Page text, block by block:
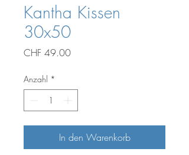
Kantha Kissen
30x50
CHF 49.00Preis
Anzahl *
In den Warenkorb